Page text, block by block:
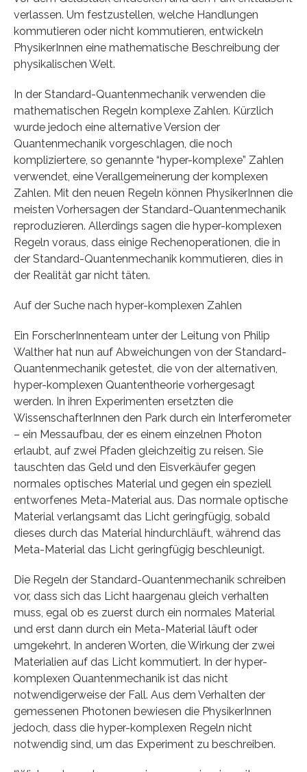
verlassen. Um festzustellen, welche Handlungen
kommutieren oder nicht kommutieren, entwickeln
PhysikerInnen eine mathematische Beschreibung der
physikalischen Welt.
In der Standard-Quantenmechanik verwenden die
mathematischen Regeln komplexe Zahlen. Kürzlich
wurde jedoch eine alternative Version der
Quantenmechanik vorgeschlagen, die noch
kompliziertere, so genannte “hyper-komplexe” Zahlen
verwendet, eine Verallgemeinerung der komplexen
Zahlen. Mit den neuen Regeln können PhysikerInnen die
meisten Vorhersagen der Standard-Quantenmechanik
reproduzieren. Allerdings sagen die hyper-komplexen
Regeln voraus, dass einige Rechenoperationen, die in
der Standard-Quantenmechanik kommutieren, dies in
der Realität gar nicht täten.
Auf der Suche nach hyper-komplexen Zahlen
Ein ForscherInnenteam unter der Leitung von Philip
Walther hat nun auf Abweichungen von der Standard-
Quantenmechanik getestet, die von der alternativen,
hyper-komplexen Quantentheorie vorhergesagt
werden. In ihren Experimenten ersetzten die
WissenschafterInnen den Park durch ein Interferometer
– ein Messaufbau, der es einem einzelnen Photon
erlaubt, auf zwei Pfaden gleichzeitig zu reisen. Sie
tauschten das Geld und den Eisverkäufer gegen
normales optisches Material und gegen ein speziell
entworfenes Meta-Material aus. Das normale optische
Material verlangsamt das Licht geringfügig, sobald
dieses durch das Material hindurchläuft, während das
Meta-Material das Licht geringfügig beschleunigt.
Die Regeln der Standard-Quantenmechanik schreiben
vor, dass sich das Licht haargenau gleich verhalten
muss, egal ob es zuerst durch ein normales Material
und erst dann durch ein Meta-Material läuft oder
umgekehrt. In anderen Worten, die Wirkung der zwei
Materialien auf das Licht kommutiert. In der hyper-
komplexen Quantenmechanik ist das nicht
notwendigerweise der Fall. Aus dem Verhalten der
gemessenen Photonen bewiesen die PhysikerInnen
jedoch, dass die hyper-komplexen Regeln nicht
notwendig sind, um das Experiment zu beschreiben.